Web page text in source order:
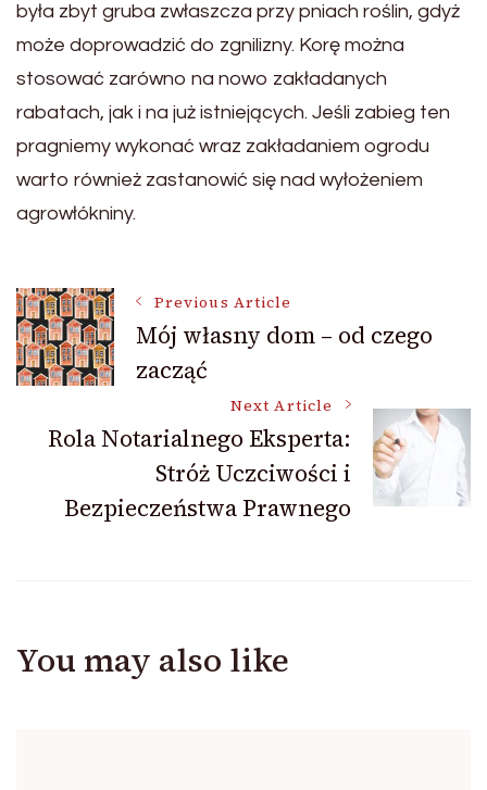
była zbyt gruba zwłaszcza przy pniach roślin, gdyż
może doprowadzić do zgnilizny. Korę można
stosować zarówno na nowo zakładanych
rabatach, jak i na już istniejących. Jeśli zabieg ten
pragniemy wykonać wraz zakładaniem ogrodu
warto również zastanowić się nad wyłożeniem
agrowłókniny.
Post
Navigation
Previous Article
Mój własny dom – od czego
zacząć
Next Article
Rola Notarialnego Eksperta:
Stróż Uczciwości i
Bezpieczeństwa Prawnego
You may also like